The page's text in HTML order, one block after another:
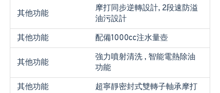
其他功能
摩打同步逆轉設計, 2段速防溢
油污設計
其他功能
配備1000cc注水量壺
其他功能
強力噴射清洗 , 智能電熱除油
功能
其他功能
超寧靜密封式雙轉子軸承摩打